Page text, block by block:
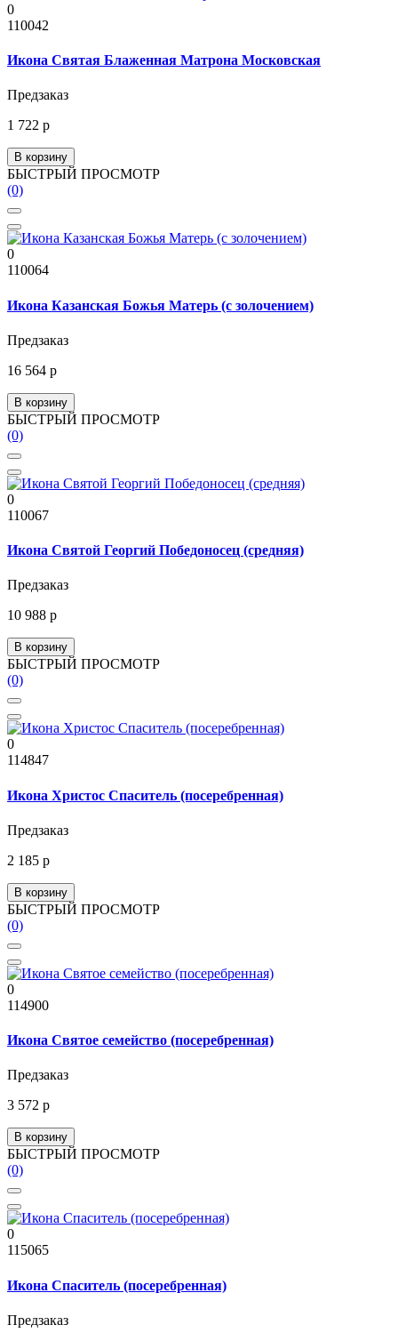
0
110042
Икона Святая Блаженная Матрона Московская
Предзаказ
1 722 р
В корзину
БЫСТРЫЙ ПРОСМОТР
(0)
0
110064
Икона Казанская Божья Матерь (с золочением)
Предзаказ
16 564 р
В корзину
БЫСТРЫЙ ПРОСМОТР
(0)
0
110067
Икона Святой Георгий Победоносец (средняя)
Предзаказ
10 988 р
В корзину
БЫСТРЫЙ ПРОСМОТР
(0)
0
114847
Икона Христос Спаситель (посеребренная)
Предзаказ
2 185 р
В корзину
БЫСТРЫЙ ПРОСМОТР
(0)
0
114900
Икона Святое семейство (посеребренная)
Предзаказ
3 572 р
В корзину
БЫСТРЫЙ ПРОСМОТР
(0)
0
115065
Икона Спаситель (посеребренная)
Предзаказ